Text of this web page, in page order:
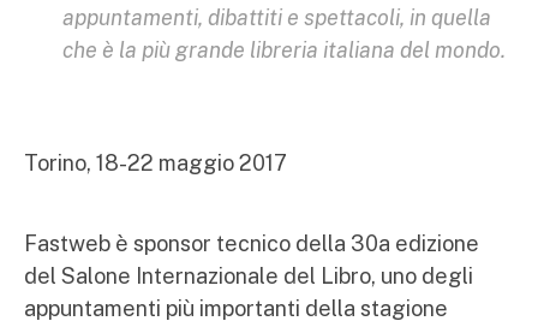
appuntamenti, dibattiti e spettacoli, in quella
che è la più grande libreria italiana del mondo.
Torino, 18-22 maggio 2017
Fastweb è sponsor tecnico della 30a edizione
del Salone Internazionale del Libro, uno degli
appuntamenti più importanti della stagione